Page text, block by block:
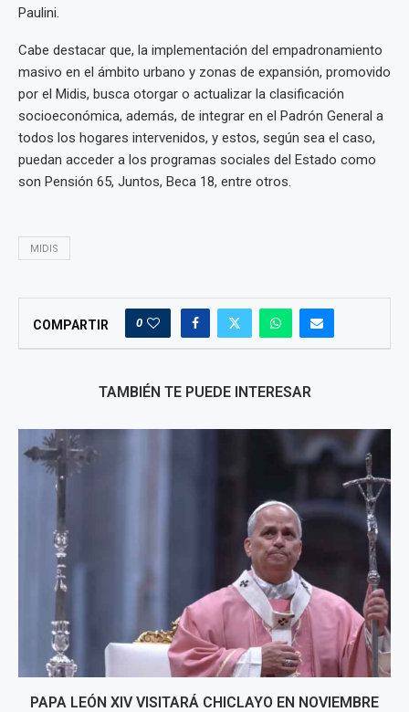
Paulini.
Cabe destacar que, la implementación del empadronamiento
masivo en el ámbito urbano y zonas de expansión, promovido
por el Midis, busca otorgar o actualizar la clasificación
socioeconómica, además, de integrar en el Padrón General a
todos los hogares intervenidos, y estos, según sea el caso,
puedan acceder a los programas sociales del Estado como
son Pensión 65, Juntos, Beca 18, entre otros.
MIDIS
COMPARTIR 0
TAMBIÉN TE PUEDE INTERESAR
PAPA LEÓN XIV VISITARÁ CHICLAYO EN NOVIEMBRE